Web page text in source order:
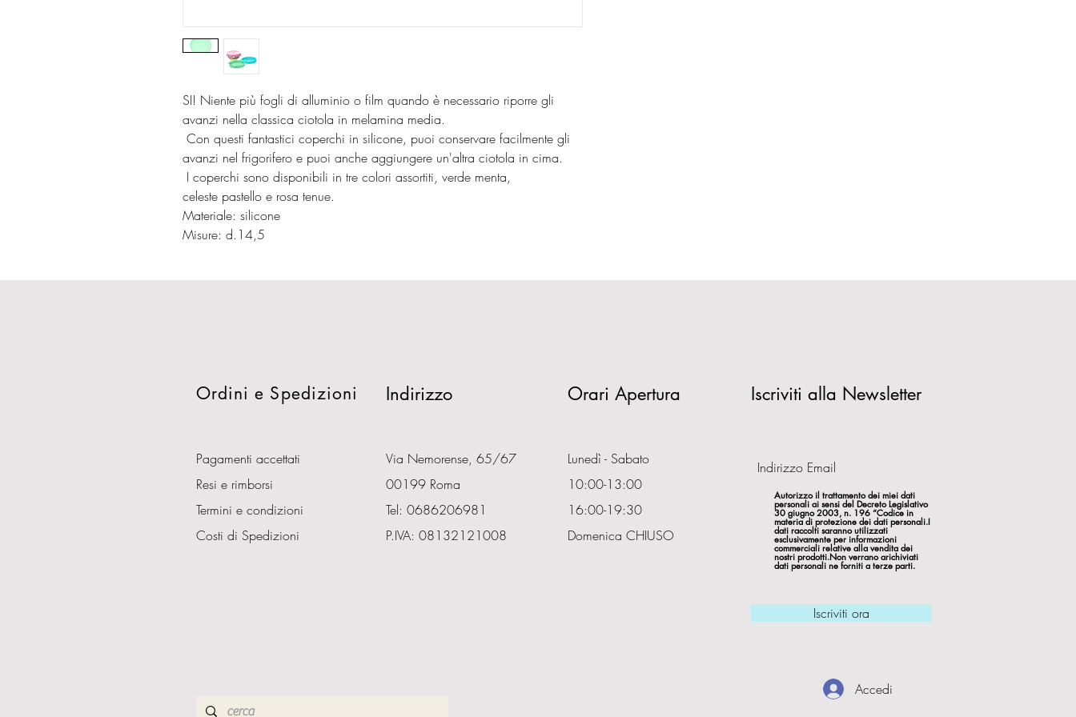
SI! Niente più fogli di alluminio o film quando è necessario riporre gli
avanzi nella classica ciotola in melamina media.
Con questi fantastici coperchi in silicone, puoi conservare facilmente gli
avanzi nel frigorifero e puoi anche aggiungere un'altra ciotola in cima.
I coperchi sono disponibili in tre colori assortiti, verde menta,
celeste pastello e rosa tenue.
Materiale: silicone
Misure: d.14,5
Ordini e Spedizioni Indirizzo
Pagamenti accettati
Resi e rimborsi
Termini e condizioni
Costi di Spedizioni
Via Nemorense, 65/67
00199 Roma
Tel: 0686206981
P.IVA: 08132121008
Orari Apertura Iscriviti alla Newsletter
Lunedì - Sabato
10:00-13:00
16:00-19:30
Domenica CHIUSO
Autorizzo il trattamento dei miei dati
personali ai sensi del Decreto Legislativo
30 giugno 2003, n. 196 “Codice in
materia di protezione dei dati personali.I
dati raccolti saranno utilizzati
esclusivamente per informazioni
commerciali relative alla vendita dei
nostri prodotti.Non verrano arichiviati
dati personali ne forniti a terze parti.
Iscriviti ora
Accedi